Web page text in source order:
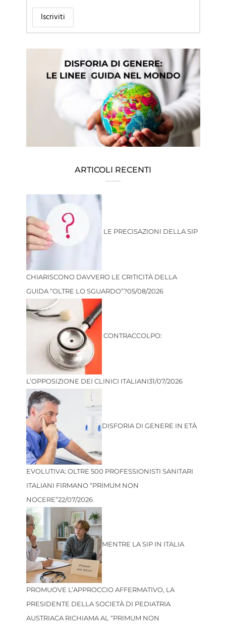
ARTICOLI RECENTI
LE PRECISAZIONI DELLA SIP
CHIARISCONO DAVVERO LE CRITICITÀ DELLA
GUIDA “OLTRE LO SGUARDO”?05/08/2026
CONTRACCOLPO:
L’OPPOSIZIONE DEI CLINICI ITALIANI31/07/2026
DISFORIA DI GENERE IN ETÀ
EVOLUTIVA: OLTRE 500 PROFESSIONISTI SANITARI
ITALIANI FIRMANO “PRIMUM NON
NOCERE”22/07/2026
MENTRE LA SIP IN ITALIA
PROMUOVE L’APPROCCIO AFFERMATIVO, LA
PRESIDENTE DELLA SOCIETÀ DI PEDIATRIA
AUSTRIACA RICHIAMA AL “PRIMUM NON